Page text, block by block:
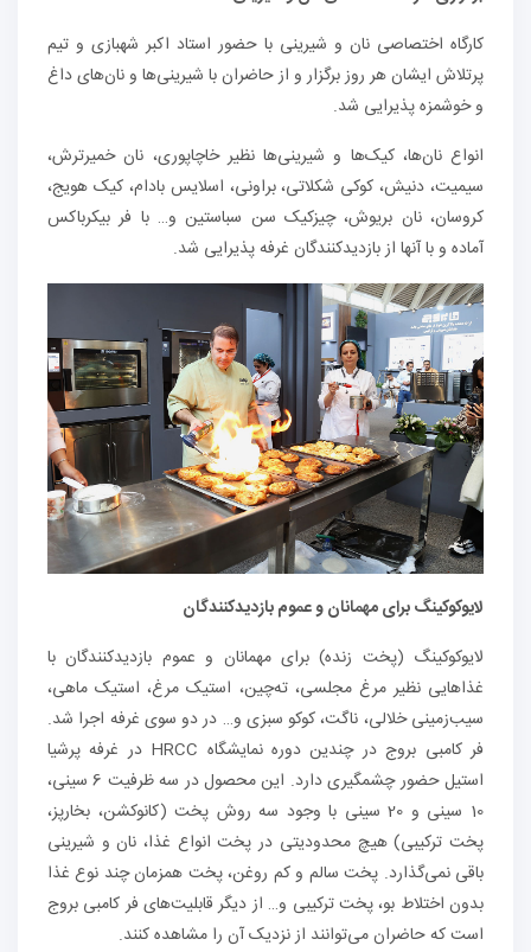
کارگاه اختصاصی نان و شیرینی با حضور استاد اکبر شهبازی و تیم
پرتلاش ایشان هر روز برگزار و از حاضران با شیرینی‌ها و نان‌های داغ
و خوشمزه پذیرایی شد.
انواع نان‌ها، کیک‌ها و شیرینی‌ها نظیر خاچاپوری، نان خمیرترش،
سیمیت، دنیش، کوکی شکلاتی، براونی، اسلایس بادام، کیک هویج،
کروسان، نان بریوش، چیزکیک سن سباستین و… با فر بیکرباکس
آماده و با آنها از بازدیدکنندگان غرفه پذیرایی شد.
لایوکوکینگ برای مهمانان و عموم بازدیدکنندگان
لایوکوکینگ (پخت زنده) برای مهمانان و عموم بازدیدکنندگان با
غذاهایی نظیر مرغ مجلسی، ته‌چین، استیک مرغ، استیک ماهی،
سیب‌زمینی خلالی، ناگت، کوکو سبزی و… در دو سوی غرفه اجرا شد.
فر کامبی بروج در چندین دوره نمایشگاه HRCC در غرفه پرشیا
استیل حضور چشمگیری دارد. این محصول در سه ظرفیت 6 سینی،
10 سینی و 20 سینی با وجود سه روش پخت (کانوکشن، بخارپز،
پخت ترکیبی) هیچ محدودیتی در پخت انواع غذا، نان و شیرینی
باقی نمی‌گذارد. پخت سالم و کم روغن، پخت همزمان چند نوع غذا
بدون اختلاط بو، پخت ترکیبی و… از دیگر قابلیت‌های فر کامبی بروج
است که حاضران می‌توانند از نزدیک آن را مشاهده کنند.